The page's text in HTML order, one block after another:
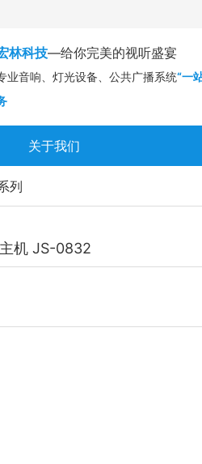
林科技—给你完美的视听盛宴
业音响、灯光设备、公共广播系统“一
关于我们
列
机 JS-0832